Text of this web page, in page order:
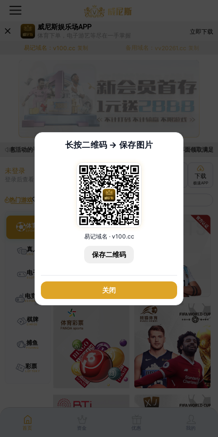
威尼斯娱乐场APP
体育下单，电子游艺等尽在一手掌握
立即下载
易记域名： v100.cc 复制 备用域名： vv20261.cc 复制
惠活动的手续麻烦，已新增优惠系统，现在可以前往【福利中心】界面领取满足
未登录
登录后查看 充值
快速到账
下载
极速APP
热门游戏
体育
真人
电子
电竞
棋牌
捕鱼
彩票
首页 资金 优惠 我的
长按二维码 → 保存图片
易记域名 · v100.cc
保存二维码
关闭